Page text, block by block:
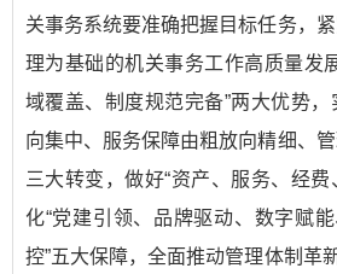
关事务系统要准确把握目标任务，
理为基础的机关事务工作高质量发
域覆盖、制度规范完备”两大优势，
向集中、服务保障由粗放向精细、
三大转变，做好“资产、服务、经费
化“党建引领、品牌驱动、数字赋
控”五大保障，全面推动管理体制革